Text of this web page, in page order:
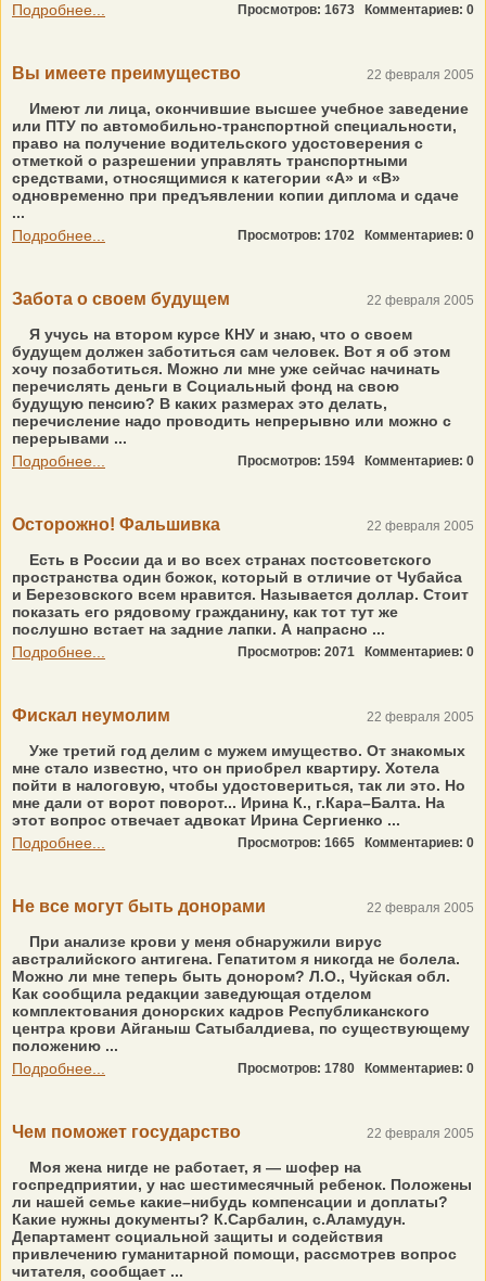
Подробнее...
Просмотров: 1673 Комментариев: 0
Вы имеете преимущество 22 февраля 2005
Имеют ли лица, окончившие высшее учебное заведение
или ПТУ по автомобильно-транспортной специальности,
право на получение водительского удостоверения с
отметкой о разрешении управлять транспортными
средствами, относящимися к категории «А» и «В»
одновременно при предъявлении копии диплома и сдаче
...
Подробнее...
Просмотров: 1702 Комментариев: 0
Забота о своем будущем 22 февраля 2005
Я учусь на втором курсе КНУ и знаю, что о своем
будущем должен заботиться сам человек. Вот я об этом
хочу позаботиться. Можно ли мне уже сейчас начинать
перечислять деньги в Социальный фонд на свою
будущую пенсию? В каких размерах это делать,
перечисление надо проводить непрерывно или можно с
перерывами ...
Подробнее...
Просмотров: 1594 Комментариев: 0
Осторожно! Фальшивка 22 февраля 2005
Есть в России да и во всех странах постсоветского
пространства один божок, который в отличие от Чубайса
и Березовского всем нравится. Называется доллар. Стоит
показать его рядовому гражданину, как тот тут же
послушно встает на задние лапки. А напрасно ...
Подробнее...
Просмотров: 2071 Комментариев: 0
Фискал неумолим 22 февраля 2005
Уже третий год делим с мужем имущество. От знакомых
мне стало известно, что он приобрел квартиру. Хотела
пойти в налоговую, чтобы удостовериться, так ли это. Но
мне дали от ворот поворот... Ирина К., г.Кара–Балта. На
этот вопрос отвечает адвокат Ирина Сергиенко ...
Подробнее...
Просмотров: 1665 Комментариев: 0
Не все могут быть донорами 22 февраля 2005
При анализе крови у меня обнаружили вирус
австралийского антигена. Гепатитом я никогда не болела.
Можно ли мне теперь быть донором? Л.О., Чуйская обл.
Как сообщила редакции заведующая отделом
комплектования донорских кадров Республиканского
центра крови Айганыш Сатыбалдиева, по существующему
положению ...
Подробнее...
Просмотров: 1780 Комментариев: 0
Чем поможет государство 22 февраля 2005
Моя жена нигде не работает, я — шофер на
госпредприятии, у нас шестимесячный ребенок. Положены
ли нашей семье какие–нибудь компенсации и доплаты?
Какие нужны документы? К.Сарбалин, с.Аламудун.
Департамент социальной защиты и содействия
привлечению гуманитарной помощи, рассмотрев вопрос
читателя, сообщает ...